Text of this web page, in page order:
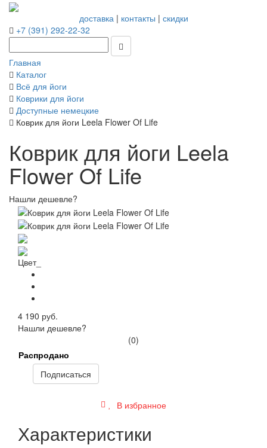
доставка| контакты | скидки
+7 (391) 292-22-32
Главная
Каталог
Всё для йоги
Коврики для йоги
Доступные немецкие
Коврик для йоги Leela Flower Of Life
Коврик для йоги Leela
Flower Of Life
Нашли дешевле?
Цвет_
4 190 руб.
Нашли дешевле?
(0)
Распродано
Подписаться
В избранное
Характеристики